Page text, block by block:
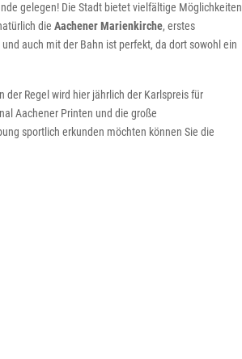
gelegen! Die Stadt bietet vielfältige Möglichkeiten
die Aachener Marienkirche, erstes
auch mit der Bahn ist perfekt, da dort sowohl ein
Regel wird hier jährlich der Karlspreis für
Aachener Printen und die große
sportlich erkunden möchten können Sie die